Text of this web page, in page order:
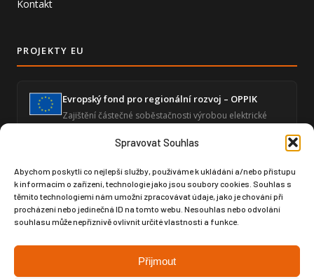
Spravovat Souhlas
Abychom poskytli co nejlepší služby, používáme k ukládání a/nebo přístupu
k informacím o zařízení, technologie jako jsou soubory cookies. Souhlas s
těmito technologiemi nám umožní zpracovávat údaje, jako je chování při
procházení nebo jedinečná ID na tomto webu. Nesouhlas nebo odvolání
souhlasu může nepříznivě ovlivnit určité vlastnosti a funkce.
Přijmout
Kontakt
PROJEKTY EU
Evropský fond pro regionální rozvoj – OPPIK
Zajištění částečné soběstačnosti výrobou elektrické
Zvýšení úrovně digitalizace – GLOBAL SPORT
ČUPA
Posílení digitální infrastruktury prostřednictvím
dokumentaci.